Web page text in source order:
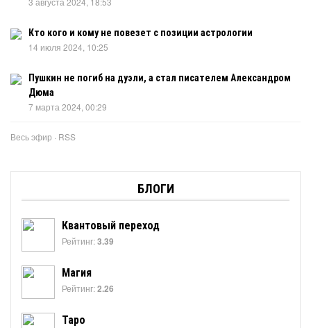
Кто кого и кому не повезет с позиции астрологии
14 июля 2024, 10:25
Пушкин не погиб на дуэли, а стал писателем Александром
Дюма
7 марта 2024, 00:29
Весь эфир · RSS
БЛОГИ
Квантовый переход
Рейтинг:3.39
Магия
Рейтинг:2.26
Таро